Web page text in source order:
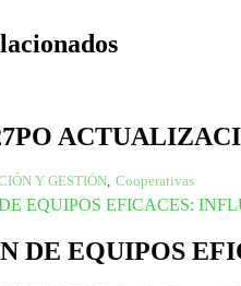
Y GESTIÓN Cooperativas
DE EQUIPOS